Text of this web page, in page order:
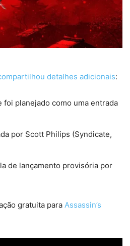
detalhes adicionais:
planejado como uma entrada
por Scott Philips (Syndicate,
de lançamento provisória por
gratuita para Assassin’s